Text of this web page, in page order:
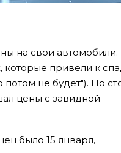
на свои автомобили.
привели к
потом не будет"). Но
цены с завидной
было 15 января,